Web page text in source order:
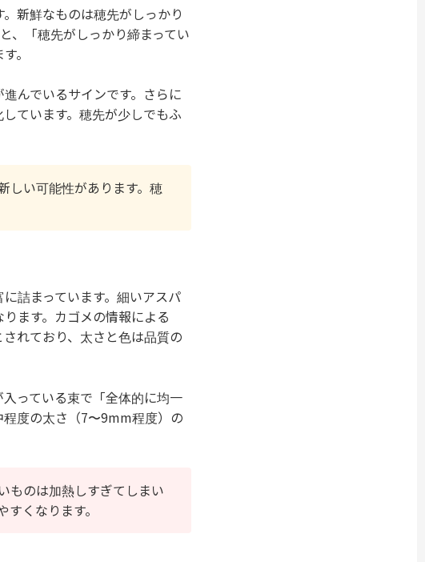
新鮮なものは穂先がしっかり
、「穂先がしっかり締まってい
。
んでいるサインです。さらに
ています。穂先が少しでもふ
しい可能性があります。穂
詰まっています。細いアスパ
ます。カゴメの情報による
れており、太さと色は品質の
っている束で「全体的に均一
度の太さ（7〜9mm程度）の
ものは加熱しすぎてしまい
くなります。